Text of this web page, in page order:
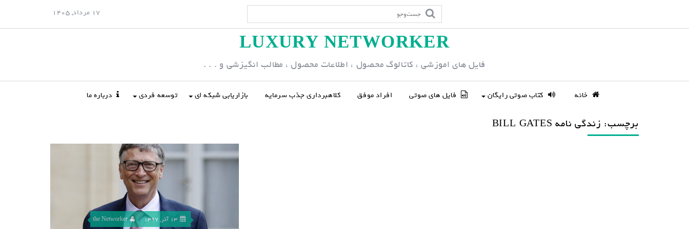
o
17 مرداد, 1405
LUXURY NETWORKER
فایل های اموزشی ، کاتالوگ محصول ، اطلاعات محصول ، مطالب انگیزشی و . . .
خانه کتاب صوتی رایگان فایل های صوتی افراد موفق کلاهبرداری جذب سرمایه بازاریابی شبکه ای توسعه فردی درباره ما
برچسب: زندگی نامه BILL GATES
13 آذر, 1397 the Networker